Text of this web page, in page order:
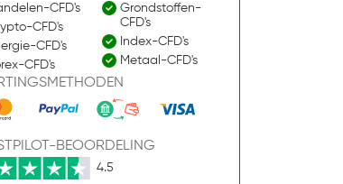
CFD's
CFD's
CFD's
CFD's
Grondstoffen-
CFD's
Index-CFD's
Metaal-CFD's
BEOORDELING
4.5